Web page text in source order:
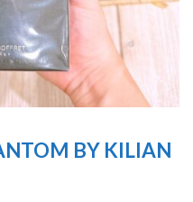
BY KILIAN